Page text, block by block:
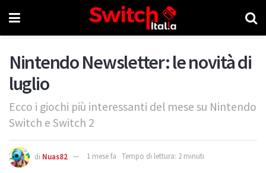
Nintendo Newsletter: le novità di
luglio
Ecco i giochi più interessanti del mese su Nintendo
Switch e Switch 2
di Nuas82 1 mese fa Tempo di lettura: 2 minuti